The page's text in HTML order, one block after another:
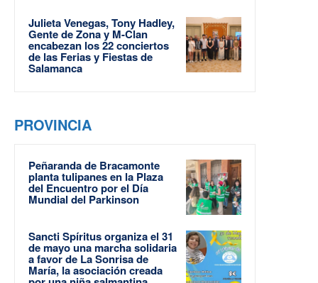
Julieta Venegas, Tony Hadley,
Gente de Zona y M-Clan
encabezan los 22 conciertos
de las Ferias y Fiestas de
Salamanca
PROVINCIA
Peñaranda de Bracamonte
planta tulipanes en la Plaza
del Encuentro por el Día
Mundial del Parkinson
Sancti Spíritus organiza el 31
de mayo una marcha solidaria
a favor de La Sonrisa de
María, la asociación creada